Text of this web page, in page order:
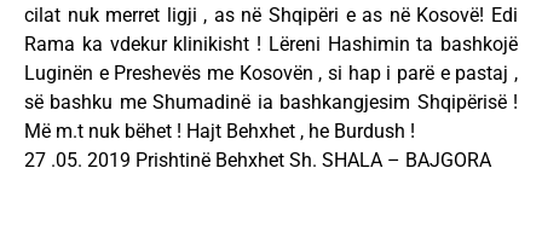
cilat nuk merret ligji , as në Shqipëri e as në Kosovë! Edi
Rama ka vdekur klinikisht ! Lëreni Hashimin ta bashkojë
Luginën e Preshevës me Kosovën , si hap i parë e pastaj ,
së bashku me Shumadinë ia bashkangjesim Shqipërisë !
Më m.t nuk bëhet ! Hajt Behxhet , he Burdush !
27 .05. 2019 Prishtinë Behxhet Sh. SHALA – BAJGORA